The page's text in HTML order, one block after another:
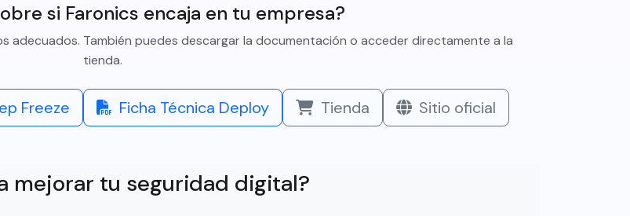
si Faronics encaja en tu empresa?
adecuados. También puedes descargar la documentación o acceder directamente a la
tienda.
Freeze Ficha Técnica Deploy Tienda Sitio oficial
mejorar tu seguridad digital?